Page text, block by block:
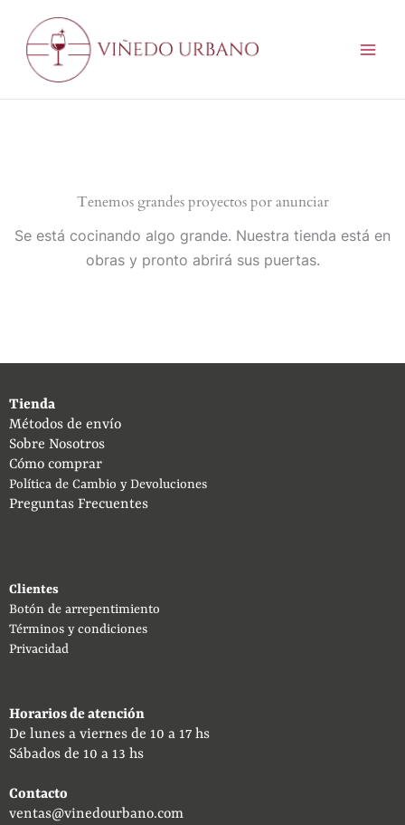
contenido
Tenemos grandes proyectos por anunciar
Se está cocinando algo grande. Nuestra tienda está en
obras y pronto abrirá sus puertas.
Tienda
Métodos de envío
Sobre Nosotros
Cómo comprar
Política de Cambio y Devoluciones
Preguntas Frecuentes
Clientes
Botón de arrepentimiento
Términos y condiciones
Privacidad
Horarios de atención
De lunes a viernes de 10 a 17 hs
Sábados de 10 a 13 hs
Contacto
ventas@vinedourbano.com